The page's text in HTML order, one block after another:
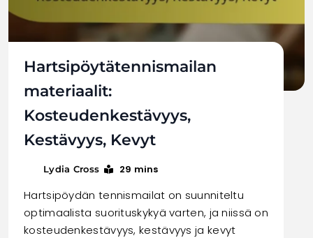
Hartsipöytätennismailan
materiaalit:
Kosteudenkestävyys,
Kestävyys, Kevyt
Lydia Cross 29 mins
Hartsipöydän tennismailat on suunniteltu
optimaalista suorituskykyä varten, ja niissä on
kosteudenkestävyys, kestävyys ja kevyt